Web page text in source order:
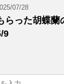
07/28
らった胡蝶
9